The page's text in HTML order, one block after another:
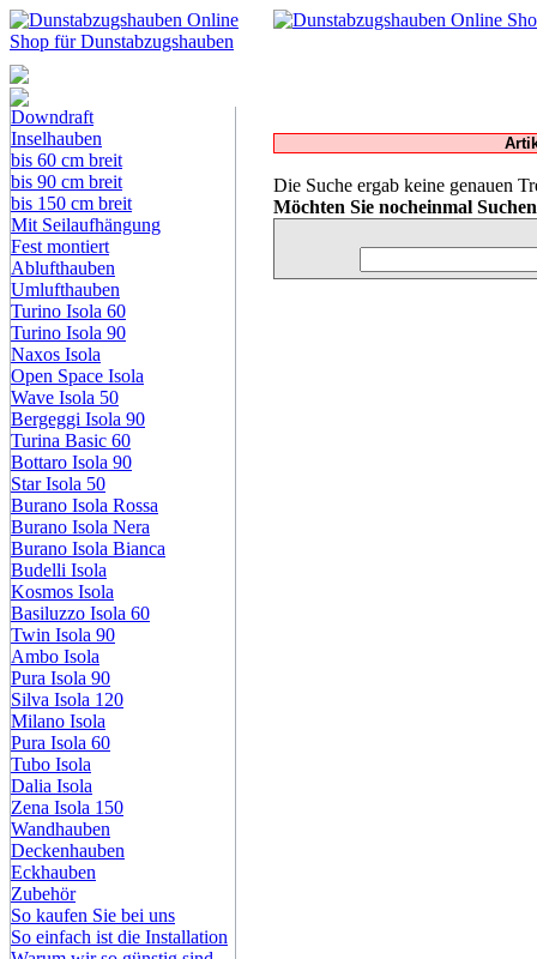
Downdraft
Inselhauben
bis 60 cm breit
bis 90 cm breit
bis 150 cm breit
Mit Seilaufhängung
Fest montiert
Ablufthauben
Umlufthauben
Turino Isola 60
Turino Isola 90
Naxos Isola
Open Space Isola
Wave Isola 50
Bergeggi Isola 90
Turina Basic 60
Bottaro Isola 90
Star Isola 50
Burano Isola Rossa
Burano Isola Nera
Burano Isola Bianca
Budelli Isola
Kosmos Isola
Basiluzzo Isola 60
Twin Isola 90
Ambo Isola
Pura Isola 90
Silva Isola 120
Milano Isola
Pura Isola 60
Tubo Isola
Dalia Isola
Zena Isola 150
Wandhauben
Deckenhauben
Eckhauben
Zubehör
So kaufen Sie bei uns
So einfach ist die Installation
Die Suche ergab keine genauen
Möchten Sie nocheinmal